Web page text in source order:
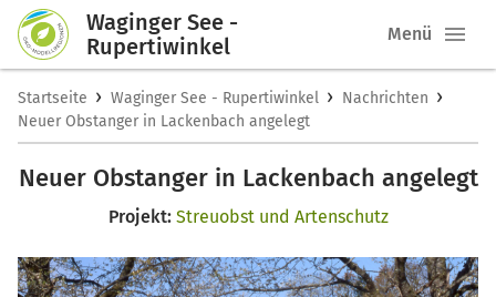
Waginger See -
Rupertiwinkel
Menü
Startseite › Waginger See - Rupertiwinkel › Nachrichten ›
Neuer Obstanger in Lackenbach angelegt
Neuer Obstanger in Lackenbach angelegt
Projekt: Streuobst und Artenschutz